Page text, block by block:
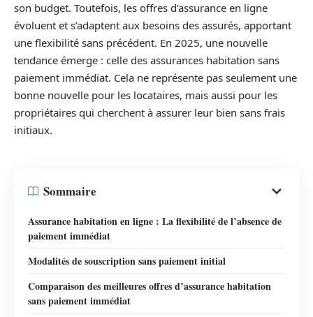
son budget. Toutefois, les offres d’assurance en ligne
évoluent et s’adaptent aux besoins des assurés, apportant
une flexibilité sans précédent. En 2025, une nouvelle
tendance émerge : celle des assurances habitation sans
paiement immédiat. Cela ne représente pas seulement une
bonne nouvelle pour les locataires, mais aussi pour les
propriétaires qui cherchent à assurer leur bien sans frais
initiaux.
Sommaire
Assurance habitation en ligne : La flexibilité de l’absence de
paiement immédiat
Modalités de souscription sans paiement initial
Comparaison des meilleures offres d’assurance habitation
sans paiement immédiat